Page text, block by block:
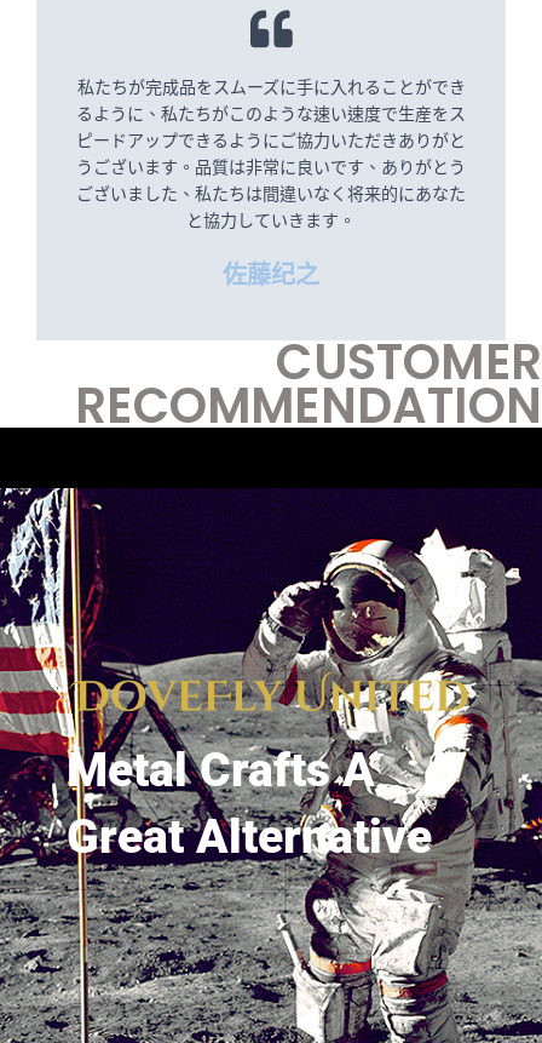
私たちが完成品をスムーズに手に入れることができ
るように、私たちがこのような速い速度で生産をス
ピードアップできるようにご協力いただきありがと
うございます。品質は非常に良いです、ありがとう
ございました、私たちは間違いなく将来的にあなた
と協力していきます。
佐藤纪之
CUSTOMER
RECOMMENDATION
Metal Crafts A
Great Alternative